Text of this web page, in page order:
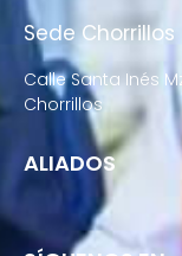
Sede Chorrillos
Calle Santa Inés
Chorrillos
ALIADOS